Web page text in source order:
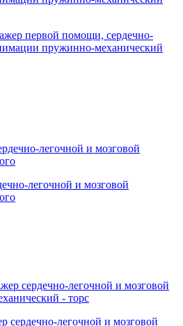
первой помощи, сердечно-
пружинно-механический
легочной и мозговой
легочной и мозговой